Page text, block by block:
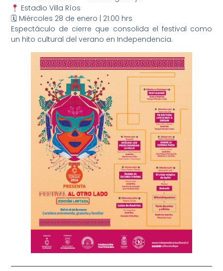
Estadio Villa Ríos
🗓 Miércoles 28 de enero | 21:00 hrs
Espectáculo de cierre que consolida el festival como
un hito cultural del verano en Independencia.